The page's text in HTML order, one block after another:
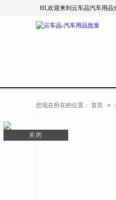
HI,欢迎来到云车品汽车用品
您现在所在的位置： 首页 >
关闭